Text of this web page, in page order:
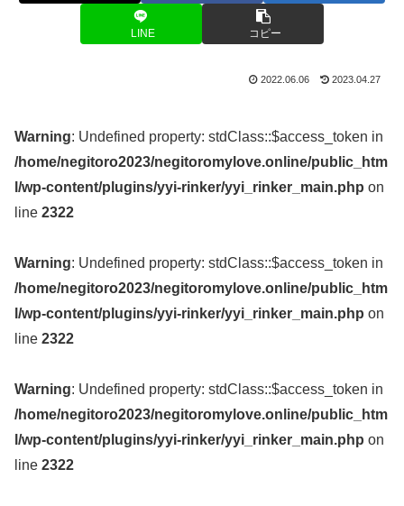
LINE コピー
2022.06.06 2023.04.27
Warning: Undefined property: stdClass::$access_token in
/home/negitoro2023/negitoromylove.online/public_htm
l/wp-content/plugins/yyi-rinker/yyi_rinker_main.php on
line 2322
Warning: Undefined property: stdClass::$access_token in
/home/negitoro2023/negitoromylove.online/public_htm
l/wp-content/plugins/yyi-rinker/yyi_rinker_main.php on
line 2322
Warning: Undefined property: stdClass::$access_token in
/home/negitoro2023/negitoromylove.online/public_htm
l/wp-content/plugins/yyi-rinker/yyi_rinker_main.php on
line 2322